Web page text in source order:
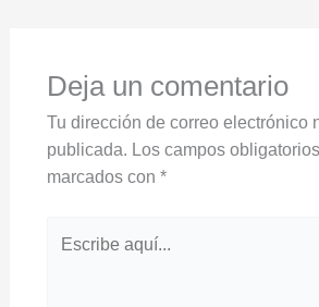
Deja un comentario
Tu dirección de correo electrónico
publicada. Los campos
marcados con *
aquí...